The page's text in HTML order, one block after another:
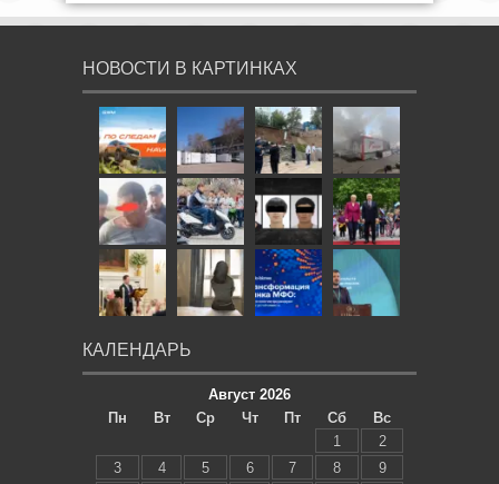
НОВОСТИ В КАРТИНКАХ
КАЛЕНДАРЬ
Август 2026
Пн
Вт Ср Чт Пт Сб
Вс
1
2
3
4 5 6 7 8
9